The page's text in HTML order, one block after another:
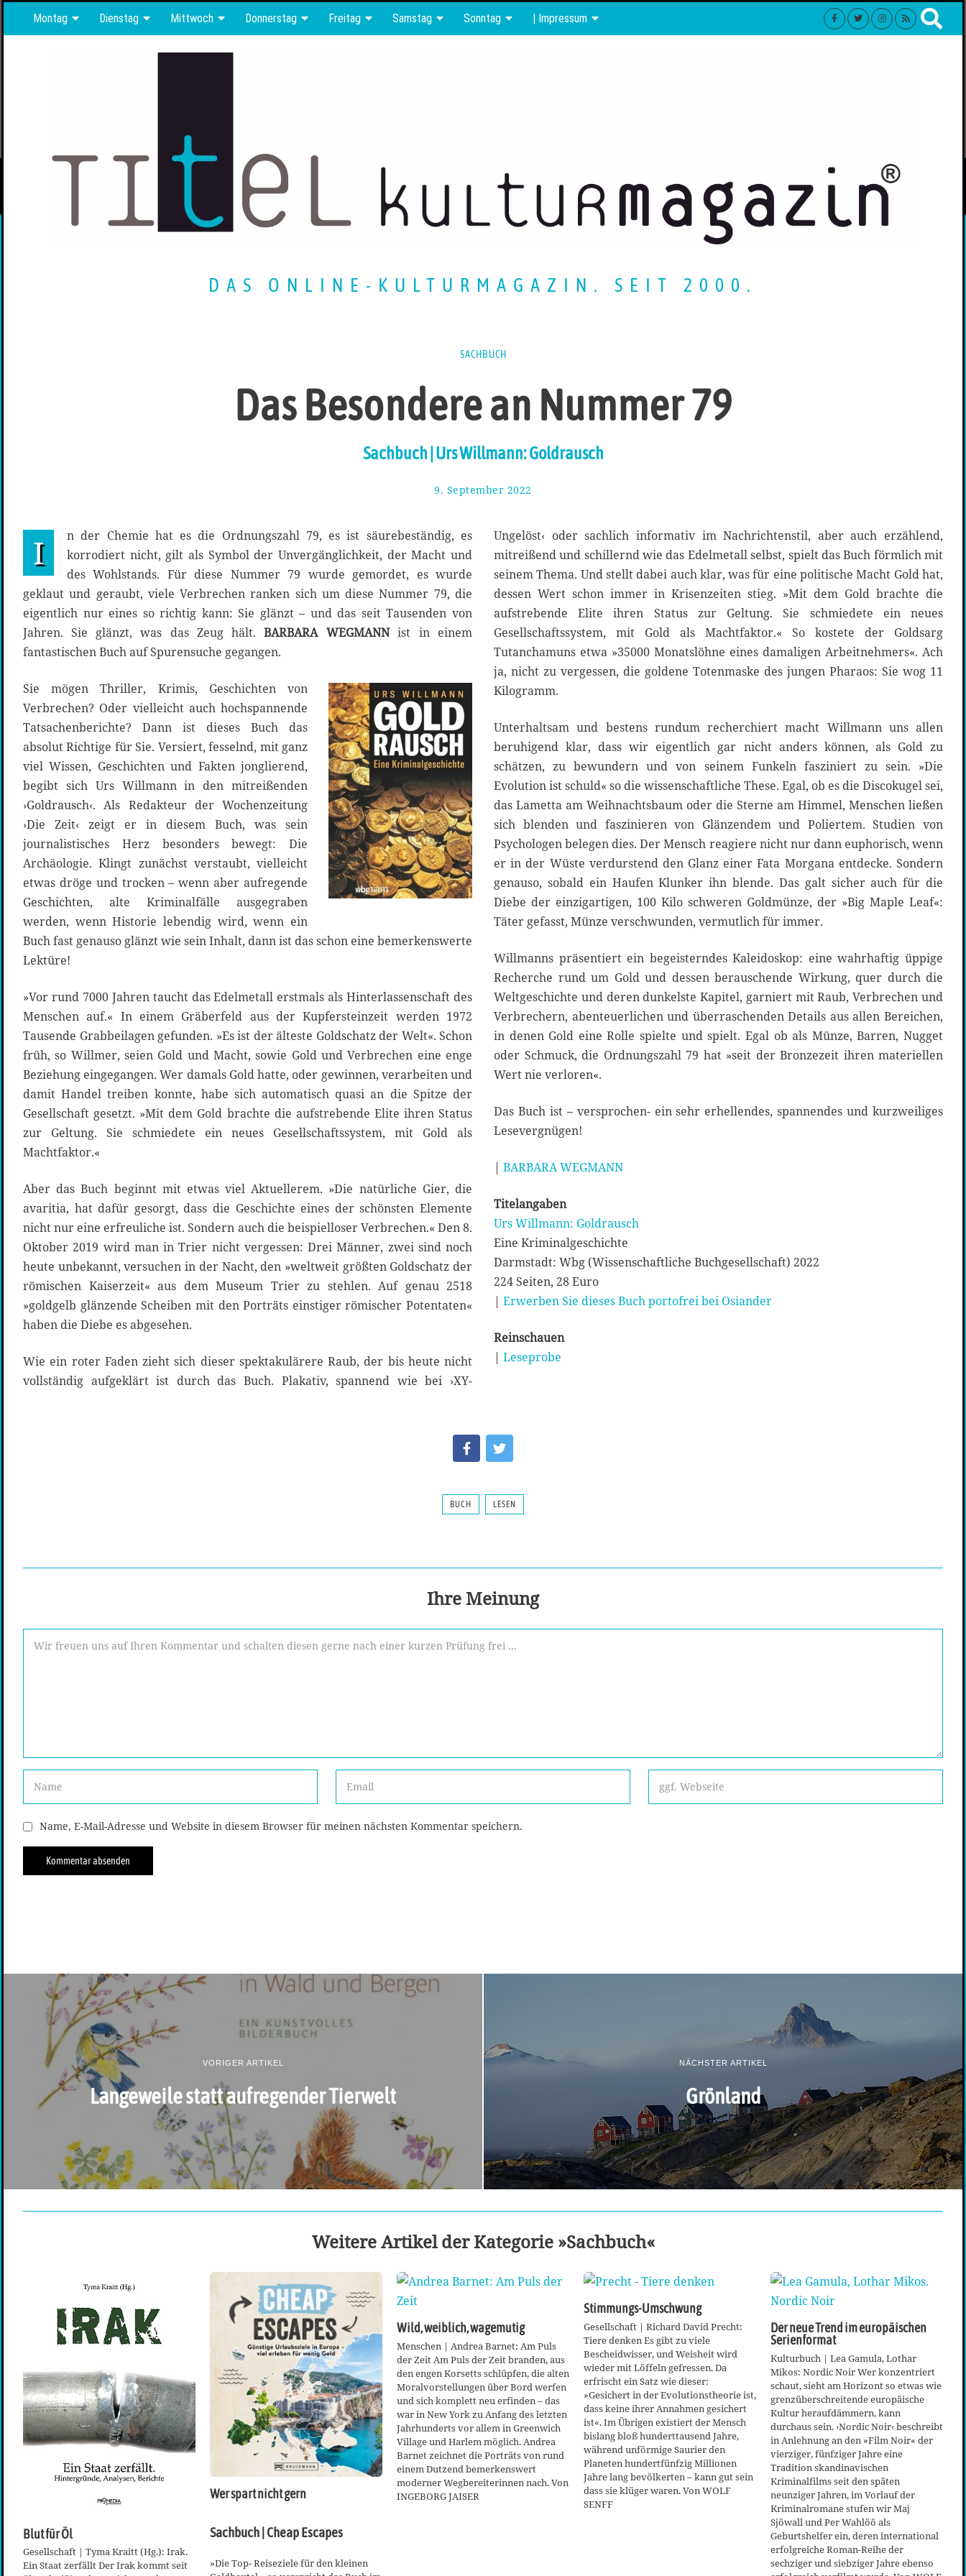
Montag Dienstag Mittwoch Donnerstag Freitag Samstag Sonntag | Impressum
DAS ONLINE-KULTURMAGAZIN. SEIT 2000.
SACHBUCH
Das Besondere an Nummer 79
Sachbuch | Urs Willmann: Goldrausch
9. September 2022
S
e
p
t
e
m
b
e
r
0
2
I
n der Chemie hat es die Ordnungszahl 79, es ist säurebeständig, es
korrodiert nicht, gilt als Symbol der Unvergänglichkeit, der Macht und
des Wohlstands. Für diese Nummer 79 wurde gemordet, es wurde
geklaut und geraubt, viele Verbrechen ranken sich um diese Nummer 79, die
eigentlich nur eines so richtig kann: Sie glänzt – und das seit Tausenden von
Jahren. Sie glänzt, was das Zeug hält. BARBARA WEGMANN ist in einem
fantastischen Buch auf Spurensuche gegangen.
Sie mögen Thriller, Krimis, Geschichten von
Verbrechen? Oder vielleicht auch hochspannende
Tatsachenberichte? Dann ist dieses Buch das
absolut Richtige für Sie. Versiert, fesselnd, mit ganz
viel Wissen, Geschichten und Fakten jonglierend,
begibt sich Urs Willmann in den mitreißenden
›Goldrausch‹. Als Redakteur der Wochenzeitung
›Die Zeit‹ zeigt er in diesem Buch, was sein
journalistisches Herz besonders bewegt: Die
Archäologie. Klingt zunächst verstaubt, vielleicht
etwas dröge und trocken – wenn aber aufregende
Geschichten, alte Kriminalfälle ausgegraben
werden, wenn Historie lebendig wird, wenn ein
Buch fast genauso glänzt wie sein Inhalt, dann ist das schon eine bemerkenswerte
Lektüre!
»Vor rund 7000 Jahren taucht das Edelmetall erstmals als Hinterlassenschaft des
Menschen auf.« In einem Gräberfeld aus der Kupfersteinzeit werden 1972
Tausende Grabbeilagen gefunden. »Es ist der älteste Goldschatz der Welt«. Schon
früh, so Willmer, seien Gold und Macht, sowie Gold und Verbrechen eine enge
Beziehung eingegangen. Wer damals Gold hatte, oder gewinnen, verarbeiten und
damit Handel treiben konnte, habe sich automatisch quasi an die Spitze der
Gesellschaft gesetzt. »Mit dem Gold brachte die aufstrebende Elite ihren Status
zur Geltung. Sie schmiedete ein neues Gesellschaftssystem, mit Gold als
Machtfaktor.«
Aber das Buch beginnt mit etwas viel Aktuellerem. »Die natürliche Gier, die
avaritia, hat dafür gesorgt, dass die Geschichte eines der schönsten Elemente
nicht nur eine erfreuliche ist. Sondern auch die beispielloser Verbrechen.« Den 8.
Oktober 2019 wird man in Trier nicht vergessen: Drei Männer, zwei sind noch
heute unbekannt, versuchen in der Nacht, den »weltweit größten Goldschatz der
römischen Kaiserzeit« aus dem Museum Trier zu stehlen. Auf genau 2518
»goldgelb glänzende Scheiben mit den Porträts einstiger römischer Potentaten«
haben die Diebe es abgesehen.
Wie ein roter Faden zieht sich dieser spektakulärere Raub, der bis heute nicht
vollständig aufgeklärt ist durch das Buch. Plakativ, spannend wie bei ›XY-
Ungelöst‹ oder sachlich informativ im Nachrichtenstil, aber auch erzählend,
mitreißend und schillernd wie das Edelmetall selbst, spielt das Buch förmlich mit
seinem Thema. Und stellt dabei auch klar, was für eine politische Macht Gold hat,
dessen Wert schon immer in Krisenzeiten stieg. »Mit dem Gold brachte die
aufstrebende Elite ihren Status zur Geltung. Sie schmiedete ein neues
Gesellschaftssystem, mit Gold als Machtfaktor.« So kostete der Goldsarg
Tutanchamuns etwa »35000 Monatslöhne eines damaligen Arbeitnehmers«. Ach
ja, nicht zu vergessen, die goldene Totenmaske des jungen Pharaos: Sie wog 11
Kilogramm.
Unterhaltsam und bestens rundum recherchiert macht Willmann uns allen
beruhigend klar, dass wir eigentlich gar nicht anders können, als Gold zu
schätzen, zu bewundern und von seinem Funkeln fasziniert zu sein. »Die
Evolution ist schuld« so die wissenschaftliche These. Egal, ob es die Discokugel sei,
das Lametta am Weihnachtsbaum oder die Sterne am Himmel, Menschen ließen
sich blenden und faszinieren von Glänzendem und Poliertem. Studien von
Psychologen belegen dies. Der Mensch reagiere nicht nur dann euphorisch, wenn
er in der Wüste verdurstend den Glanz einer Fata Morgana entdecke. Sondern
genauso, sobald ein Haufen Klunker ihn blende. Das galt sicher auch für die
Diebe der einzigartigen, 100 Kilo schweren Goldmünze, der »Big Maple Leaf«:
Täter gefasst, Münze verschwunden, vermutlich für immer.
Willmanns präsentiert ein begeisterndes Kaleidoskop: eine wahrhaftig üppige
Recherche rund um Gold und dessen berauschende Wirkung, quer durch die
Weltgeschichte und deren dunkelste Kapitel, garniert mit Raub, Verbrechen und
Verbrechern, abenteuerlichen und überraschenden Details aus allen Bereichen,
in denen Gold eine Rolle spielte und spielt. Egal ob als Münze, Barren, Nugget
oder Schmuck, die Ordnungszahl 79 hat »seit der Bronzezeit ihren materiellen
Wert nie verloren«.
Das Buch ist – versprochen- ein sehr erhellendes, spannendes und kurzweiliges
Lesevergnügen!
| BARBARA WEGMANN
Titelangaben
Urs Willmann: Goldrausch
Eine Kriminalgeschichte
Darmstadt: Wbg (Wissenschaftliche Buchgesellschaft) 2022
224 Seiten, 28 Euro
| Erwerben Sie dieses Buch portofrei bei Osiander
Reinschauen
| Leseprobe
BUCH LESEN
Ihre Meinung
Name, E-Mail-Adresse und Website in diesem Browser für meinen nächsten Kommentar speichern.
VORIGER ARTIKEL
Langeweile statt aufregender Tierwelt
NÄCHSTER ARTIKEL
Grönland
Weitere Artikel der Kategorie »Sachbuch«
Blut für Öl
Gesellschaft | Tyma Kraitt (Hg.): Irak.
Ein Staat zerfällt Der Irak kommt seit
Wer spart nicht gern
Sachbuch | Cheap Escapes
»Die Top- Reiseziele für den kleinen
Wild, weiblich, wagemutig
Menschen | Andrea Barnet: Am Puls
der Zeit Am Puls der Zeit branden, aus
den engen Korsetts schlüpfen, die alten
Moralvorstellungen über Bord werfen
und sich komplett neu erfinden – das
war in New York zu Anfang des letzten
Jahrhunderts vor allem in Greenwich
Village und Harlem möglich. Andrea
Barnet zeichnet die Porträts von rund
einem Dutzend bemerkenswert
moderner Wegbereiterinnen nach. Von
INGEBORG JAISER
Stimmungs-Umschwung
Gesellschaft | Richard David Precht:
Tiere denken Es gibt zu viele
Bescheidwisser, und Weisheit wird
wieder mit Löffeln gefressen. Da
erfrischt ein Satz wie dieser:
»Gesichert in der Evolutionstheorie ist,
dass keine ihrer Annahmen gesichert
ist«. Im Übrigen existiert der Mensch
bislang bloß hunderttausend Jahre,
während unförmige Saurier den
Planeten hundertfünfzig Millionen
Jahre lang bevölkerten – kann gut sein
dass sie klüger waren. Von WOLF
SENFF
Der neue Trend im europäischen
Serienformat
Kulturbuch | Lea Gamula, Lothar
Mikos: Nordic Noir Wer konzentriert
schaut, sieht am Horizont so etwas wie
grenzüberschreitende europäische
Kultur heraufdämmern, kann
durchaus sein. ›Nordic Noir‹ beschreibt
in Anlehnung an den »Film Noir« der
vierziger, fünfziger Jahre eine
Tradition skandinavischen
Kriminalfilms seit den späten
neunziger Jahren, im Vorlauf der
Kriminalromane stufen wir Maj
Sjöwall und Per Wahlöö als
Geburtshelfer ein, deren international
erfolgreiche Roman-Reihe der
sechziger und siebziger Jahre ebenso